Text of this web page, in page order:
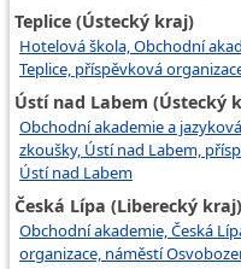
Teplice (Ústecký kraj)
Hotelová škola, Obchodní
Teplice, příspěvková
Ústí nad Labem (Ústecký
Obchodní akademie a
zkoušky, Ústí nad Labem,
Ústí nad Labem
Česká Lípa (Liberecký kraj)
Obchodní akademie, Česká
organizace, náměstí